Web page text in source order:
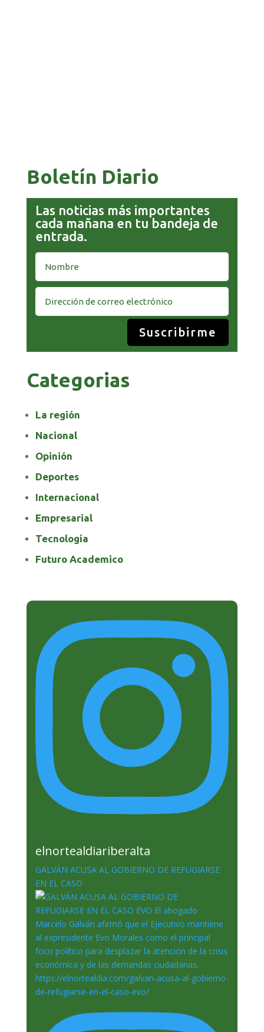
Boletín Diario
Las noticias más importantes
cada mañana en tu bandeja de
entrada.
Suscribirme
Categorias
La región
Nacional
Opinión
Deportes
Internacional
Empresarial
Tecnología
Futuro Academico
elnortealdiariberalta
GALVÁN ACUSA AL GOBIERNO DE REFUGIARSE
EN EL CASO